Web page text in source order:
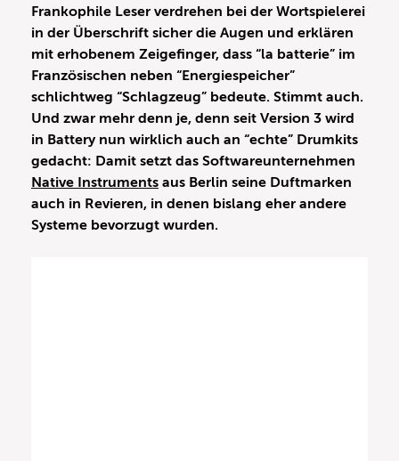
Frankophile Leser verdrehen bei der Wortspielerei
in der Überschrift sicher die Augen und erklären
mit erhobenem Zeigefinger, dass “la batterie” im
Französischen neben “Energiespeicher”
schlichtweg “Schlagzeug” bedeute. Stimmt auch.
Und zwar mehr denn je, denn seit Version 3 wird
in Battery nun wirklich auch an “echte” Drumkits
gedacht: Damit setzt das Softwareunternehmen
Native Instruments aus Berlin seine Duftmarken
auch in Revieren, in denen bislang eher andere
Systeme bevorzugt wurden.